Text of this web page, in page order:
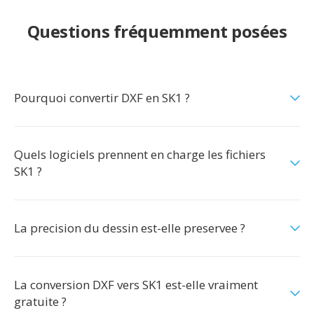
Questions fréquemment posées
Pourquoi convertir DXF en SK1 ?
Quels logiciels prennent en charge les fichiers
SK1 ?
La precision du dessin est-elle preservee ?
La conversion DXF vers SK1 est-elle vraiment
gratuite ?